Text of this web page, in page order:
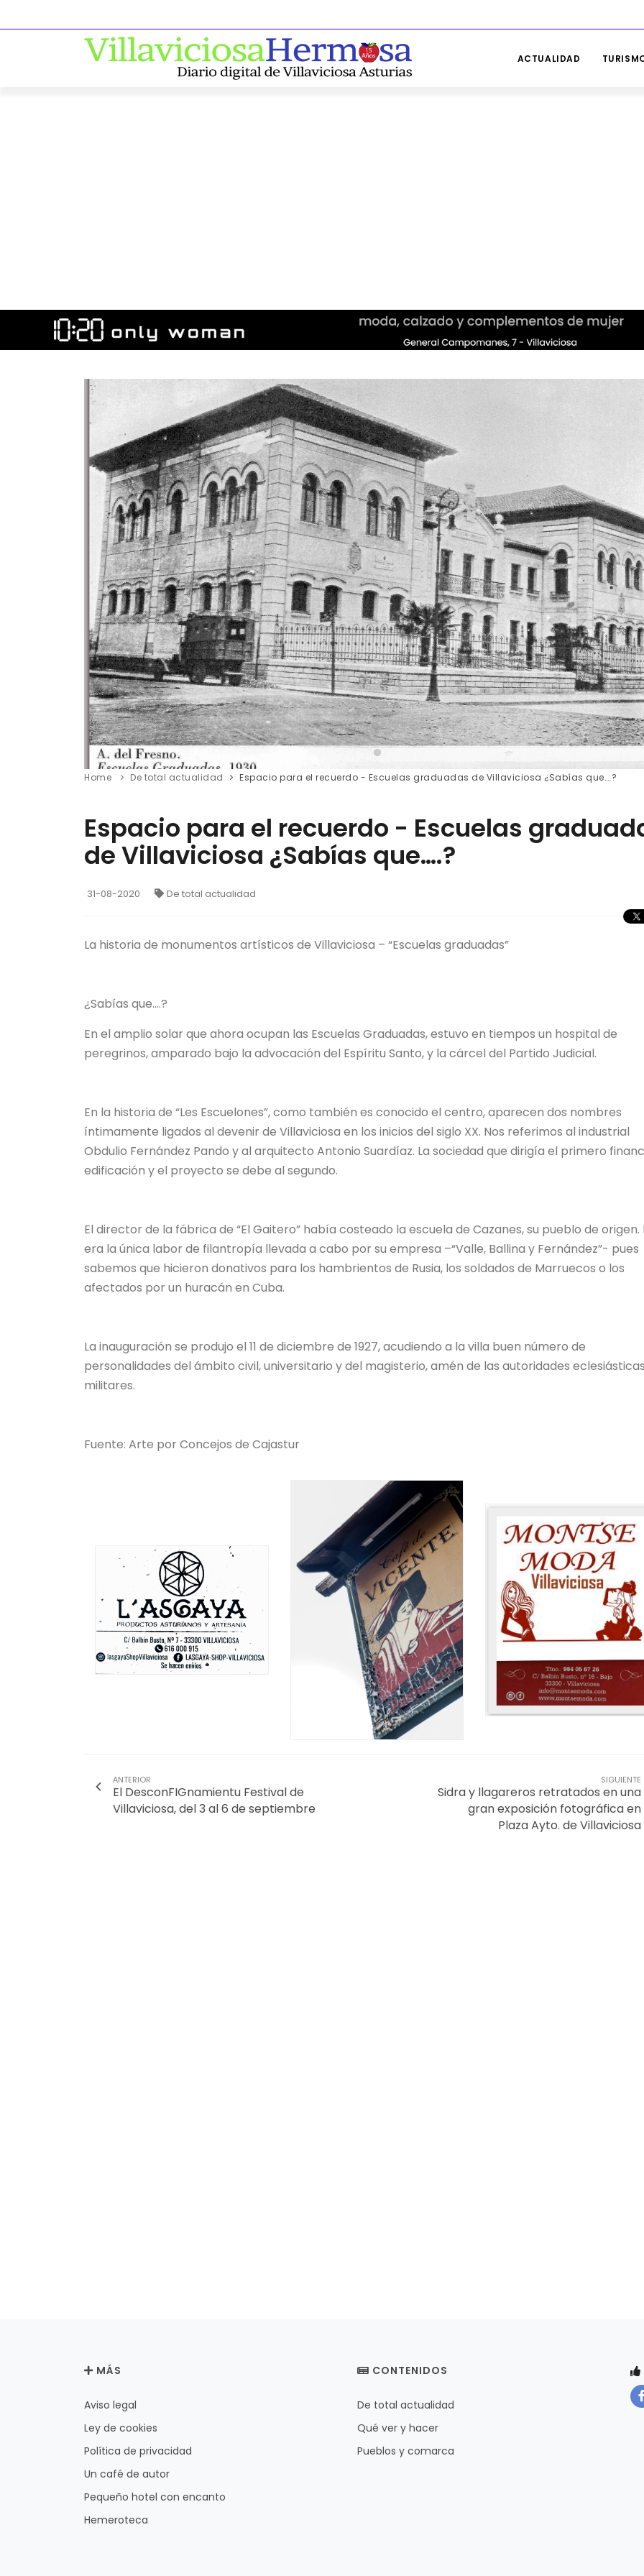
ACTUALIDAD
Home De total actualidad Espacio para el recuerdo - Escuelas graduadas de Villaviciosa ¿Sabías que….?
Espacio para el recuerdo - Escuelas
de Villaviciosa ¿Sabías que….?
31-08-2020 De total actualidad
La historia de monumentos artísticos de Villaviciosa – “Escuelas graduadas”
¿Sabías que….?
En el amplio solar que ahora ocupan las Escuelas Graduadas, estuvo en tiempos un hospital de
peregrinos, amparado bajo la advocación del Espíritu Santo, y la cárcel del Partido Judicial.
En la historia de “Les Escuelones”, como también es conocido el centro, aparecen dos nombres
íntimamente ligados al devenir de Villaviciosa en los inicios del siglo XX. Nos referimos al industrial
Obdulio Fernández Pando y al arquitecto Antonio Suardíaz. La sociedad que dirigía el primero
edificación y el proyecto se debe al segundo.
El director de la fábrica de “El Gaitero” había costeado la escuela de Cazanes, su pueblo de origen.
era la única labor de filantropía llevada a cabo por su empresa –“Valle, Ballina y Fernández”- pues
sabemos que hicieron donativos para los hambrientos de Rusia, los soldados de Marruecos o los
afectados por un huracán en Cuba.
La inauguración se produjo el 11 de diciembre de 1927, acudiendo a la villa buen número de
personalidades del ámbito civil, universitario y del magisterio, amén de las autoridades
militares.
Fuente: Arte por Concejos de Cajastur
ANTERIOR
El DesconFIGnamientu Festival de
Villaviciosa, del 3 al 6 de septiembre
SIGUIENTE
Sidra y llagareros retratados en una
gran exposición fotográfica en
Plaza Ayto. de Villaviciosa
MÁS
Aviso legal
Ley de cookies
Política de privacidad
Un café de autor
Pequeño hotel con encanto
Hemeroteca
CONTENIDOS
De total actualidad
Qué ver y hacer
Pueblos y comarca